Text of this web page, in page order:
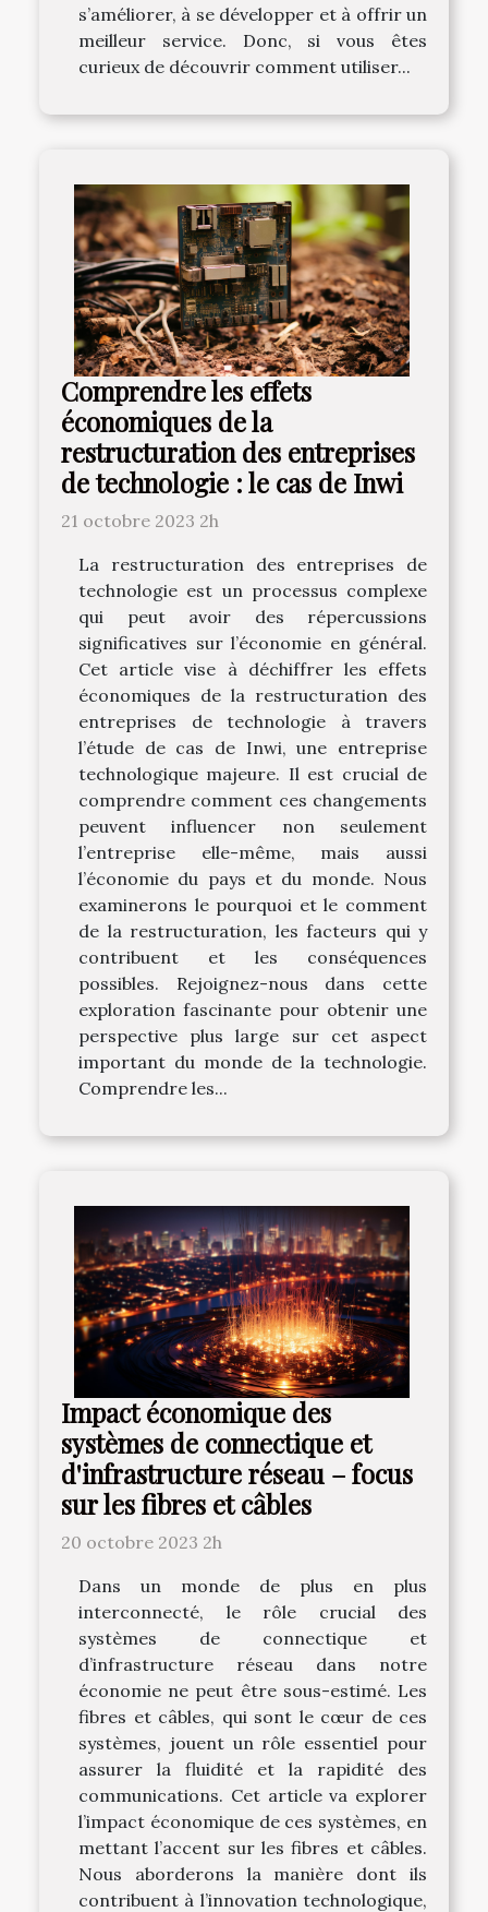
s’améliorer, à se développer et à offrir un
meilleur service. Donc, si vous êtes
curieux de découvrir comment utiliser...
Comprendre les effets
économiques de la
restructuration des entreprises
de technologie : le cas de Inwi
21 octobre 2023 2h
La restructuration des entreprises de
technologie est un processus complexe
qui peut avoir des répercussions
significatives sur l’économie en général.
Cet article vise à déchiffrer les effets
économiques de la restructuration des
entreprises de technologie à travers
l’étude de cas de Inwi, une entreprise
technologique majeure. Il est crucial de
comprendre comment ces changements
peuvent influencer non seulement
l’entreprise elle-même, mais aussi
l’économie du pays et du monde. Nous
examinerons le pourquoi et le comment
de la restructuration, les facteurs qui y
contribuent et les conséquences
possibles. Rejoignez-nous dans cette
exploration fascinante pour obtenir une
perspective plus large sur cet aspect
important du monde de la technologie.
Comprendre les...
Impact économique des
systèmes de connectique et
d'infrastructure réseau – focus
sur les fibres et câbles
20 octobre 2023 2h
Dans un monde de plus en plus
interconnecté, le rôle crucial des
systèmes de connectique et
d’infrastructure réseau dans notre
économie ne peut être sous-estimé. Les
fibres et câbles, qui sont le cœur de ces
systèmes, jouent un rôle essentiel pour
assurer la fluidité et la rapidité des
communications. Cet article va explorer
l’impact économique de ces systèmes, en
mettant l’accent sur les fibres et câbles.
Nous aborderons la manière dont ils
contribuent à l’innovation technologique,